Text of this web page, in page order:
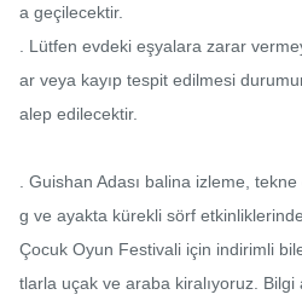
a geçilecektir.
. Lütfen evdeki eşyalara zarar
ar veya kayıp tespit edilmesi
alep edilecektir.
. Guishan Adası balina izleme,
g ve ayakta kürekli sörf
Çocuk Oyun Festivali için indirimli
tlarla uçak ve araba kiralıyoruz.